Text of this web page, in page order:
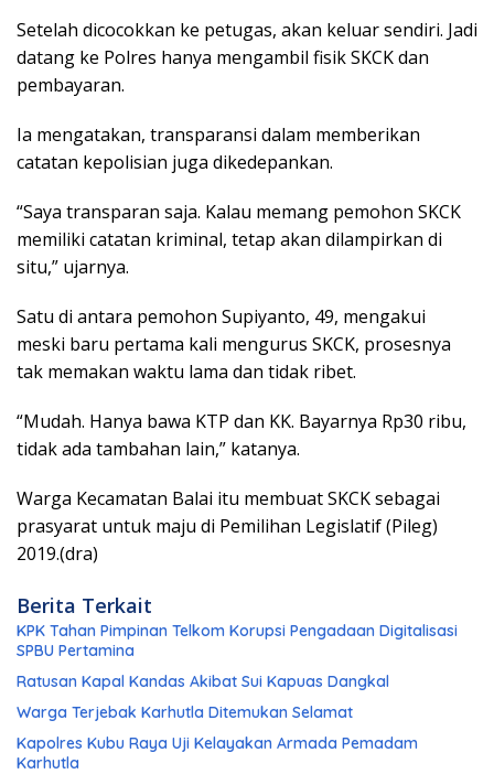
Setelah dicocokkan ke petugas, akan keluar sendiri. Jadi
datang ke Polres hanya mengambil fisik SKCK dan
pembayaran.
Ia mengatakan, transparansi dalam memberikan
catatan kepolisian juga dikedepankan.
“Saya transparan saja. Kalau memang pemohon SKCK
memiliki catatan kriminal, tetap akan dilampirkan di
situ,” ujarnya.
Satu di antara pemohon Supiyanto, 49, mengakui
meski baru pertama kali mengurus SKCK, prosesnya
tak memakan waktu lama dan tidak ribet.
“Mudah. Hanya bawa KTP dan KK. Bayarnya Rp30 ribu,
tidak ada tambahan lain,” katanya.
Warga Kecamatan Balai itu membuat SKCK sebagai
prasyarat untuk maju di Pemilihan Legislatif (Pileg)
2019.(dra)
Berita Terkait
KPK Tahan Pimpinan Telkom Korupsi Pengadaan Digitalisasi
SPBU Pertamina
Ratusan Kapal Kandas Akibat Sui Kapuas Dangkal
Warga Terjebak Karhutla Ditemukan Selamat
Kapolres Kubu Raya Uji Kelayakan Armada Pemadam
Karhutla